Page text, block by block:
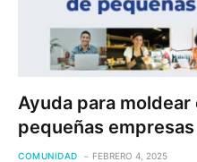
Ayuda para
pequeñas
COMUNIDAD FEBRERO 4, 2025